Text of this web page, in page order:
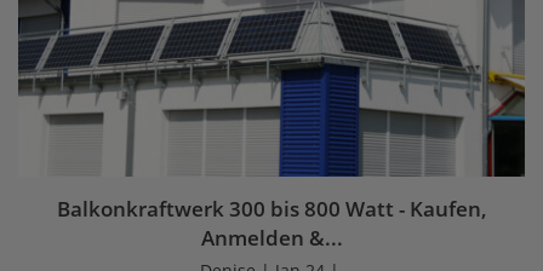
Balkonkraftwerk 300 bis 800 Watt - Kaufen,
Anmelden &...